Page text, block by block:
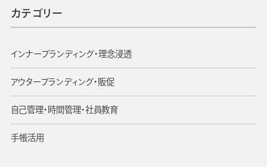
よくあるご質問
におけるSDGsの取組み
資料ダウンロード
ビジネスベーシックダイアリー
手帳資料一覧
お知らせ
カテゴリー
インナーブランディング・理念浸透
アウターブランディング・販促
自己管理・時間管理・社員教育
手帳活用